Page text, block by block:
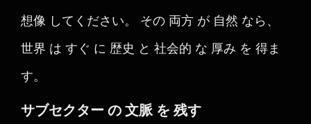
想像 してください。 その 両方 が 自然 なら、
世界 は すぐ に 歴史 と 社会的 な 厚み を 得ま
す。
サブセクター の 文脈 を 残す